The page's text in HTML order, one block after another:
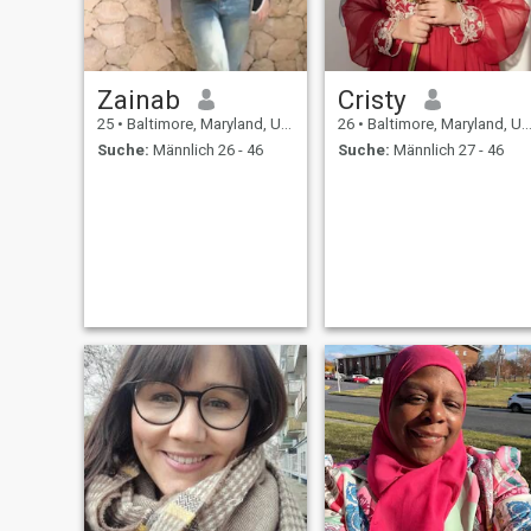
Zainab
25 • Baltimore, Maryland, USA
Suche: Männlich 26 - 46
Cristy
26 • Baltimore, Maryland, USA
Suche: Männlich 27 - 46